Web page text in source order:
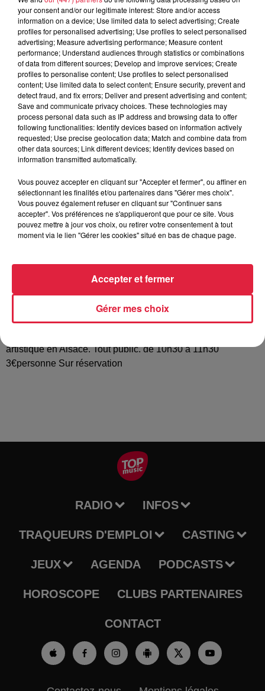
Lieu
Les ateliers de la Seigneurie -
ANDLAU (67)
Organisateur
Les ateliers de la Seigneurie
0388086524
contact@lesateliersdelaseigneurie.eu
Tarif Gratuit
Sur la Route des Vins Andlau est un village charmant au
par la présence d’une abbaye dès le 9e siècle fief des
seigneurs d’Andlau le village constituait un enjeu politique
entre l’empereur les seigneurs locaux l’évêque et
l’abbaye… rien que ça ! La visite permet de faire le tour du
village de comprendre l’implantation de l’abbaye et de lire
artistique en Alsace. Tout public. de 10h30 à 11h30
3€personne Sur réservation
RADIO INFOS
TRAQUEURS D'EMPLOI CASTING
JEUX AGENDA PODCASTS
HOROSCOPE CLUBS PARTENAIRES
CONTACT
your consent and/or our legitimate interest: Store and/or access
information on a device; Use limited data to select advertising; Create
profiles for personalised advertising; Use profiles to select personalised
advertising; Measure advertising performance; Measure content
performance; Understand audiences through statistics or combinations
of data from different sources; Develop and improve services; Create
profiles to personalise content; Use profiles to select personalised
content; Use limited data to select content; Ensure security, prevent and
detect fraud, and fix errors; Deliver and present advertising and content;
Save and communicate privacy choices. These technologies may
process personal data such as IP address and browsing data to offer
following functionalities: Identify devices based on information actively
requested; Use precise geolocation data; Match and combine data from
other data sources; Link different devices; Identify devices based on
information transmitted automatically.
Vous pouvez accepter en cliquant sur "Accepter et fermer", ou affiner en
sélectionnant les finalités et/ou partenaires dans "Gérer mes choix".
Vous pouvez également refuser en cliquant sur "Continuer sans
accepter". Vos préférences ne s'appliqueront que pour ce site. Vous
pouvez mettre à jour vos choix, ou retirer votre consentement à tout
moment via le lien "Gérer les cookies" situé en bas de chaque page.
Gérer mes choix
Accepter et fermer